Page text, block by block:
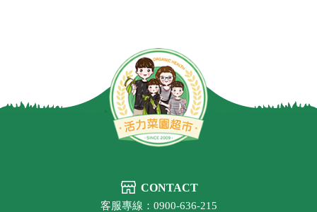
CONTACT
客服專線：0900-636-215